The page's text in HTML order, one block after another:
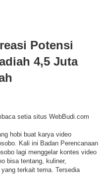
Potensi
4,5 Juta
setia situs WebBudi.com
hobi buat karya video
Kali ini Badan Perencanaan
lagi menggelar kontes video
bisa tentang, kuliner,
terkait tema. Tersedia